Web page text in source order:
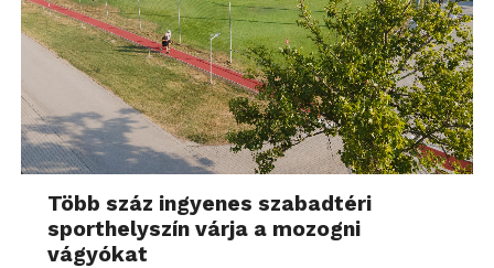
Több száz ingyenes szabadtéri
sporthelyszín várja a mozogni
vágyókat